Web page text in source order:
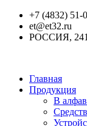
+7 (4832) 51-
et@et32.ru
РОССИЯ,
Главная
Продукция
В